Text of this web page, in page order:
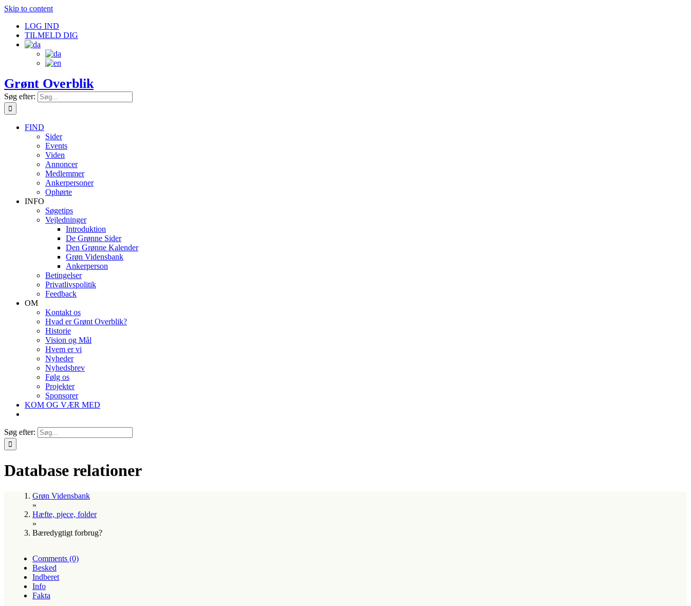
Skip to content
LOG IND
TILMELD DIG
Grønt Overblik
Søg efter:
FIND
Sider
Events
Viden
Annoncer
Medlemmer
Ankerpersoner
Ophørte
INFO
Søgetips
Vejledninger
Introduktion
De Grønne Sider
Den Grønne Kalender
Grøn Vidensbank
Ankerperson
Betingelser
Privatlivspolitik
Feedback
OM
Kontakt os
Hvad er Grønt Overblik?
Historie
Vision og Mål
Hvem er vi
Nyheder
Nyhedsbrev
Følg os
Projekter
Sponsorer
KOM OG VÆR MED
Søg efter:
Database relationer
Grøn Vidensbank
»
Hæfte, pjece, folder
»
Bæredygtigt forbrug?
Comments (0)
Besked
Indberet
Info
Fakta